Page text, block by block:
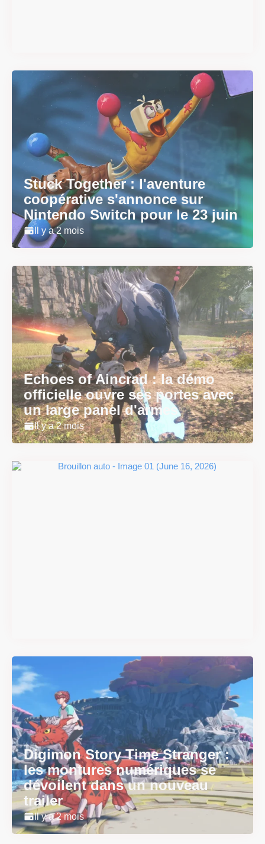
Stuck Together : l'aventure
coopérative s'annonce sur
Nintendo Switch pour le 23 juin
Il y a 2 mois
Echoes of Aincrad : la démo
officielle ouvre ses portes avec
un large panel d'armes
Il y a 2 mois
Digimon Story Time Stranger :
les montures numériques se
dévoilent dans un nouveau
trailer
Il y a 2 mois